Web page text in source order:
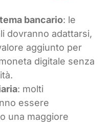
bancario: le
dovranno adattarsi,
aggiunto per
digitale senza
: molti
essere
una maggiore